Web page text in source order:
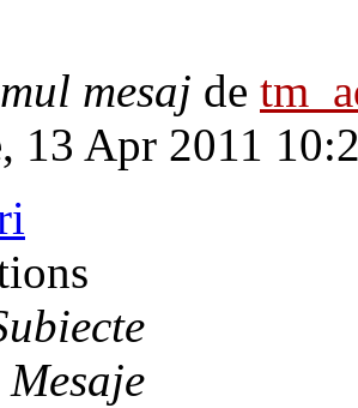
mesaj de
13 Apr 2011
Mesaje